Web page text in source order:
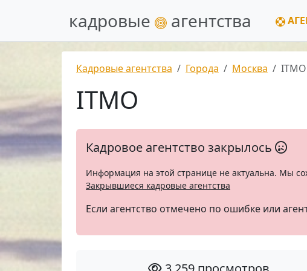
кадровые агентства
Кадровые агентства Города Москва ITMO
ITMO
Кадровое агентство закрылось
Информация на этой странице не актуальна. Мы
Закрывшиеся кадровые агентства
Если агентство отмечено по ошибке или